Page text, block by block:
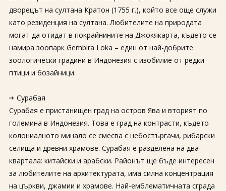
дворецът на султана Кратон (1755 г.), който все още служи
като резиденция на султана. Любителите на природата
могат да отидат в покрайнините на Джокякарта, където се
намира зоопарк Gembira Loka – един от най-добрите
зоологически градини в Индонезия с изобилие от редки
птици и бозайници.
Сурабая
Сурабая е пристанищен град на остров Ява и вторият по
големина в Индонезия. Това е град на контрасти, където
колониалното минало се смесва с небостъргачи, рибарски
селища и древни храмове. Сурабая е разделена на два
квартала: китайски и арабски. Районът ще бъде интересен
за любителите на архитектурата, има силна концентрация
на църкви, джамии и храмове. Най-емблематичната сграда